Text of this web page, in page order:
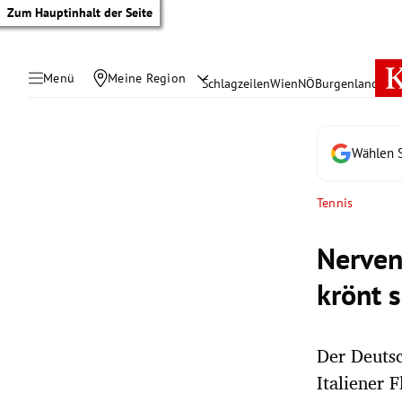
Zum Hauptinhalt der Seite
Menü Meine Region SchlagzeilenWienNÖBurgenland
Wählen
Tennis
krönt
Der
Italiener